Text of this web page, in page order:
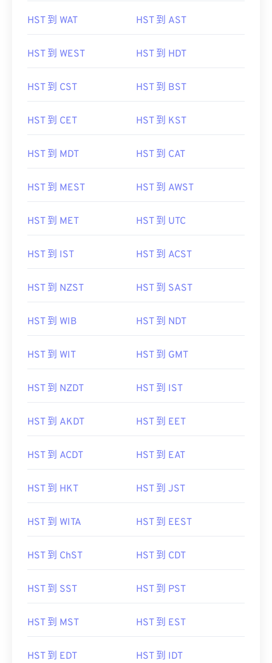
HST 到 WAT HST 到 AST
HST 到 WEST HST 到 HDT
HST 到 CST HST 到 BST
HST 到 CET HST 到 KST
HST 到 MDT HST 到 CAT
HST 到 MEST HST 到 AWST
HST 到 MET HST 到 UTC
HST 到 IST HST 到 ACST
HST 到 NZST HST 到 SAST
HST 到 WIB HST 到 NDT
HST 到 WIT HST 到 GMT
HST 到 NZDT HST 到 IST
HST 到 AKDT HST 到 EET
HST 到 ACDT HST 到 EAT
HST 到 HKT HST 到 JST
HST 到 WITA HST 到 EEST
HST 到 ChST HST 到 CDT
HST 到 SST HST 到 PST
HST 到 MST HST 到 EST
HST 到 EDT HST 到 IDT